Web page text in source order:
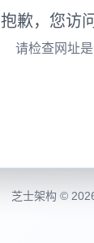
抱歉，您访
请检查网址